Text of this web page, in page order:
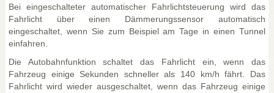
Bei eingeschalteter automatischer Fahrlichtsteuerung wird das
Fahrlicht über einen Dämmerungssensor automatisch
eingeschaltet, wenn Sie zum Beispiel am Tage in einen Tunnel
einfahren.
Die Autobahnfunktion schaltet das Fahrlicht ein, wenn das
Fahrzeug einige Sekunden schneller als 140 km/h fährt. Das
Fahrlicht wird wieder ausgeschaltet, wenn das Fahrzeug einige